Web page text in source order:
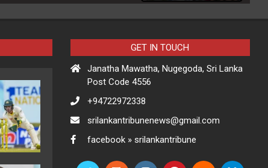
GET IN TOUCH
Janatha Mawatha, Nugegoda, Sri Lanka
Post Code 4556
+94722972338
srilankantribunenews@gmail.com
facebook » srilankantribune